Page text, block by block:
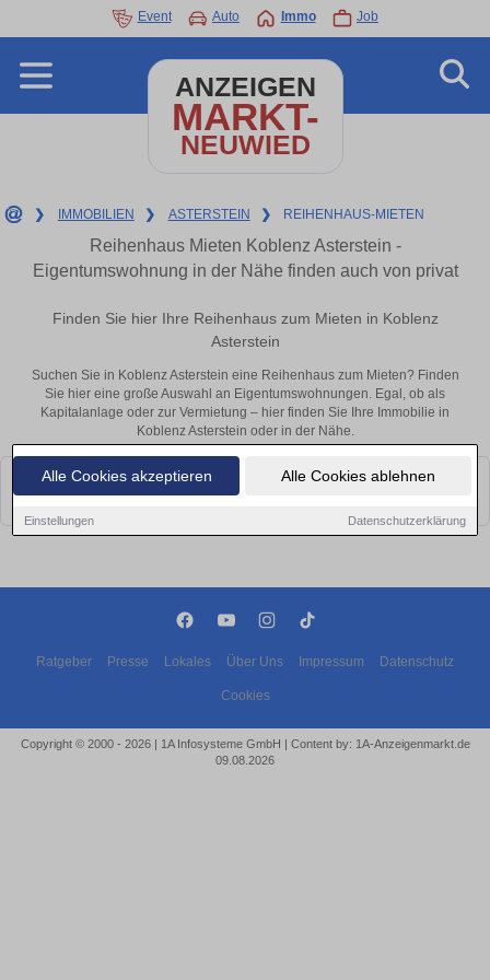
Alle Cookies akzeptieren Alle Cookies ablehnen
Einstellungen Datenschutzerklärung
Event Auto Immo Job
ANZEIGEN
MARKT-
NEUWIED
❯ IMMOBILIEN ❯ ASTERSTEIN ❯ REIHENHAUS-MIETEN
Reihenhaus Mieten Koblenz Asterstein -
Eigentumswohnung in der Nähe finden auch von privat
Finden Sie hier Ihre Reihenhaus zum Mieten in Koblenz
Asterstein
Suchen Sie in Koblenz Asterstein eine Reihenhaus zum Mieten? Finden
Sie hier eine große Auswahl an Eigentumswohnungen. Egal, ob als
Kapitalanlage oder zur Vermietung – hier finden Sie Ihre Immobilie in
Koblenz Asterstein oder in der Nähe.
Leider konnten wir derzeit keine passenden Objekte finden. Schauen Sie
bald wieder vorbei!
Ratgeber Presse Lokales Über Uns Impressum Datenschutz
Cookies
Copyright © 2000 - 2026 | 1A Infosysteme GmbH | Content by: 1A-Anzeigenmarkt.de
09.08.2026